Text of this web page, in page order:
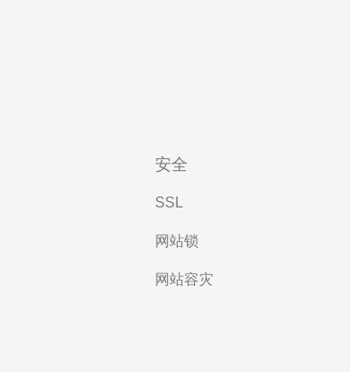
安全
SSL
网站锁
网站容灾